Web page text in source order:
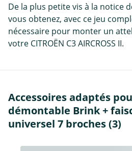
De la plus petite vis à la notice
vous obtenez, avec ce jeu
nécessaire pour monter un
votre CITROËN C3 AIRCROSS II.
Accessoires adaptés
démontable Brink +
universel 7 broches (3)